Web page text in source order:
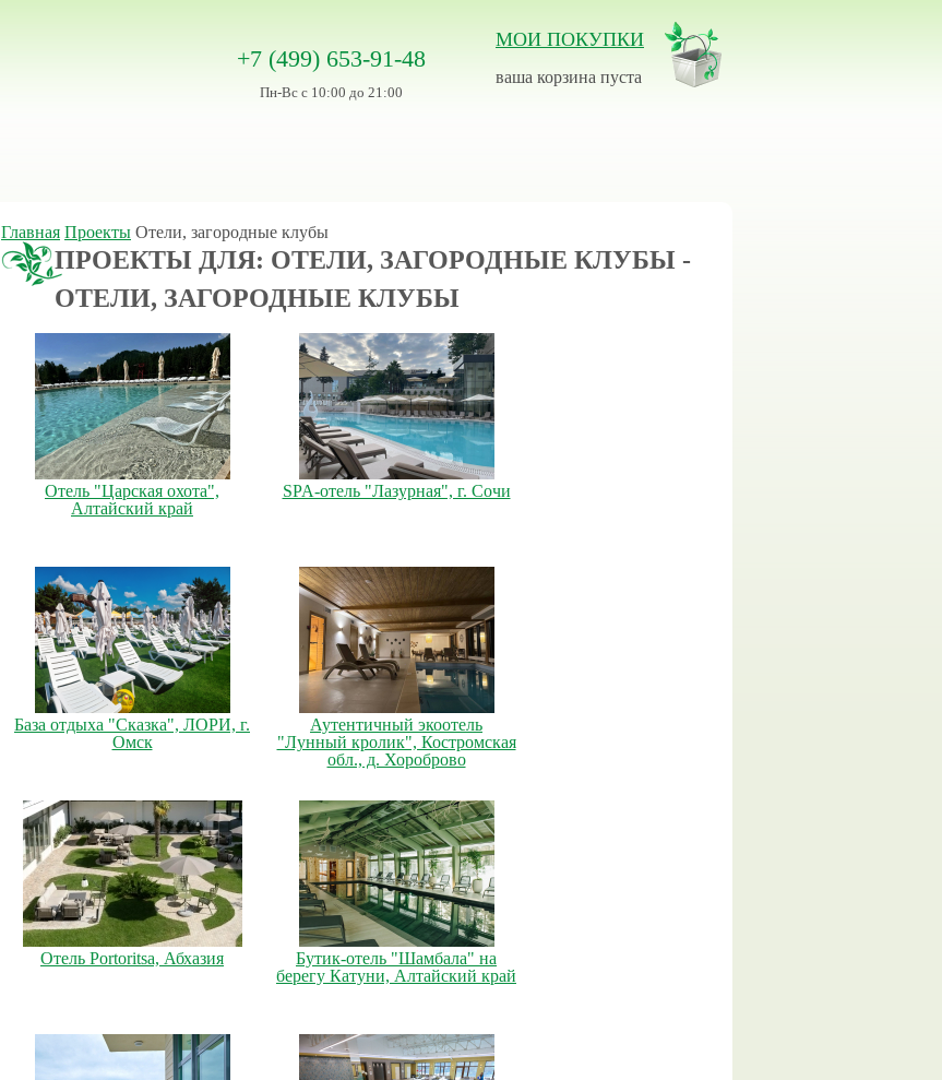
МОИ ПОКУПКИ
ваша корзина пуста
+7 (499) 653-91-48
Пн-Вс с 10:00 до 21:00
Главная Проекты Отели, загородные клубы
ПРОЕКТЫ ДЛЯ: ОТЕЛИ, ЗАГОРОДНЫЕ КЛУБЫ -
ОТЕЛИ, ЗАГОРОДНЫЕ КЛУБЫ
Отель "Царская охота",
Алтайский край
SPA-отель "Лазурная", г. Сочи
База отдыха "Сказка", ЛОРИ, г.
Омск
Аутентичный экоотель
"Лунный кролик", Костромская
обл., д. Хороброво
Отель Portoritsa, Абхазия
Бутик-отель "Шамбала" на
берегу Катуни, Алтайский край